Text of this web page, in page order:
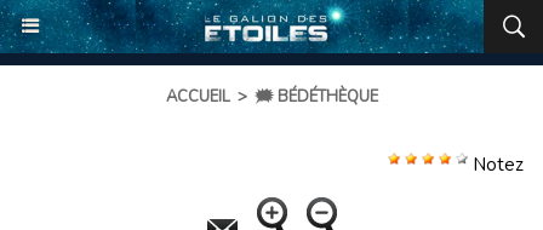
ACCUEIL > 🗯️ BÉDÉTHÈQUE
Notez